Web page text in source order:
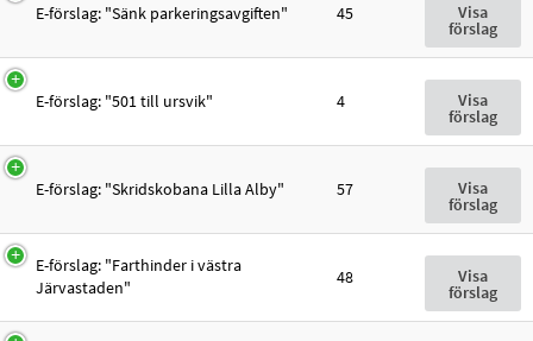
E-förslag: "Sänk parkeringsavgiften" 45 Visa
förslag
E-förslag: "501 till ursvik" 4 Visa
förslag
E-förslag: "Skridskobana Lilla Alby" 57 Visa
förslag
E-förslag: "Farthinder i västra
Järvastaden"
48 Visa
förslag